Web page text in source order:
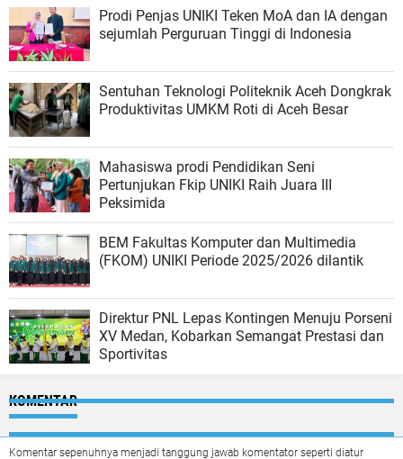
Prodi Penjas UNIKI Teken MoA dan IA dengan
sejumlah Perguruan Tinggi di Indonesia
Sentuhan Teknologi Politeknik Aceh Dongkrak
Produktivitas UMKM Roti di Aceh Besar
Mahasiswa prodi Pendidikan Seni
Pertunjukan Fkip UNIKI Raih Juara III
Peksimida
BEM Fakultas Komputer dan Multimedia
(FKOM) UNIKI Periode 2025/2026 dilantik
Direktur PNL Lepas Kontingen Menuju Porseni
XV Medan, Kobarkan Semangat Prestasi dan
Sportivitas
KOMENTAR
Komentar sepenuhnya menjadi tanggung jawab komentator seperti diatur